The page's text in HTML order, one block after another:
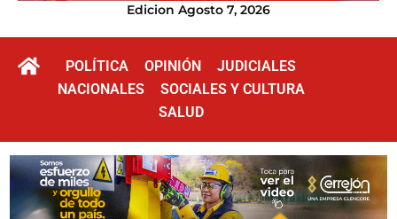
Edicion Agosto 7, 2026
POLÍTICA OPINIÓN
JUDICIALES
NACIONALES
SOCIALES Y CULTURA
SALUD